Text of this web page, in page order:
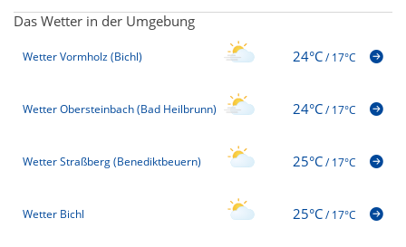
Das Wetter in der Umgebung
Wetter Vormholz (Bichl) 24°C/17°C
Wetter Obersteinbach (Bad Heilbrunn) 24°C/17°C
Wetter Straßberg (Benediktbeuern) 25°C/17°C
Wetter Bichl 25°C/17°C